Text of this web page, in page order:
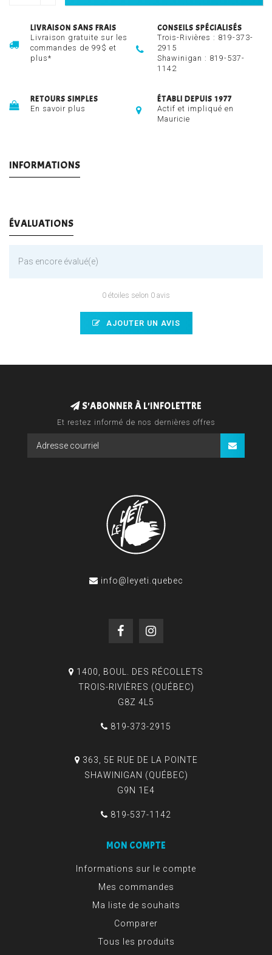
LIVRAISON SANS FRAIS
Livraison gratuite sur les
commandes de 99$ et
plus*
CONSEILS SPÉCIALISÉS
Trois-Rivières : 819-373-
2915
Shawinigan : 819-537-
1142
RETOURS SIMPLES
En savoir plus
ÉTABLI DEPUIS 1977
Actif et impliqué en
Mauricie
INFORMATIONS
ÉVALUATIONS
Pas encore évalué(e)
0 étoiles selon 0 avis
AJOUTER UN AVIS
S'ABONNER À L'INFOLETTRE
Et restez informé de nos dernières offres
info@leyeti.quebec
1400, BOUL. DES RÉCOLLETS
TROIS-RIVIÈRES (QUÉBEC)
G8Z 4L5
819-373-2915
363, 5E RUE DE LA POINTE
SHAWINIGAN (QUÉBEC)
G9N 1E4
819-537-1142
MON COMPTE
Informations sur le compte
Mes commandes
Ma liste de souhaits
Comparer
Tous les produits